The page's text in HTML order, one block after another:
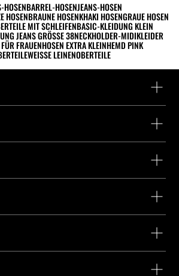
HOSENBARREL-HOSENJEANS-HOSEN
HOSENBRAUNE HOSENKHAKI HOSENGRAUE HOSEN
MIT SCHLEIFENBASIC-KLEIDUNG KLEIN
JEANS GRÖSSE 38 NECKHOLDER-MIDIKLEIDER
FRAUENHOSEN EXTRA KLEINHEMD PINK
WEISSE LEINENOBERTEILE
gerade?